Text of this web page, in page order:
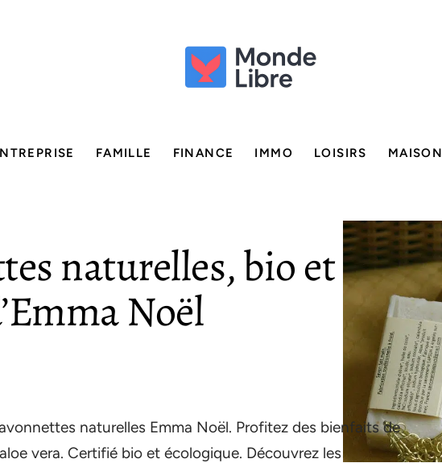
FAMILLE FINANCE IMMO LOISIRS MAISON
naturelles, bio et
Noël
naturelles Emma Noël. Profitez des bienfaits de
vera. Certifié bio et écologique. Découvrez les